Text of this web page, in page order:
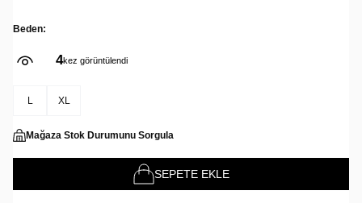
Beden:
4kez görüntülendi
L XL
Mağaza Stok Durumunu Sorgula
SEPETE EKLE